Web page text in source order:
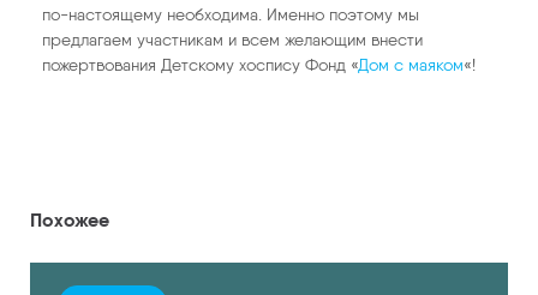
по-настоящему необходима. Именно поэтому мы
предлагаем участникам и всем желающим внести
пожертвования Детскому хоспису Фонд «Дом с маяком«!
Похожее